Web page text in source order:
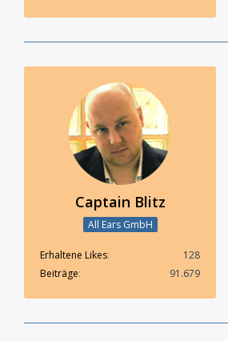
Captain Blitz
All Ears GmbH
Erhaltene Likes
128
Beiträge
91.679